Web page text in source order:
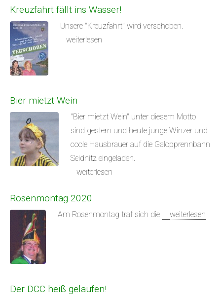
Kreuzfahrt fällt ins Wasser!
Unsere "Kreuzfahrt" wird verschoben.
weiterlesen
Bier mietzt Wein
"Bier mietzt Wein" unter diesem Motto
sind gestern und heute junge Winzer und
coole Hausbrauer auf die Galopprennbahn
Seidnitz eingeladen.
weiterlesen
Rosenmontag 2020
Am Rosenmontag traf sich die weiterlesen
Der DCC heiß gelaufen!